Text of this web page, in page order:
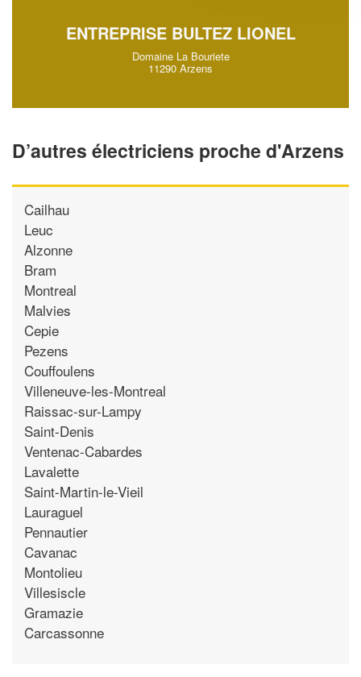
ENTREPRISE BULTEZ LIONEL
Domaine La Bouriete
11290 Arzens
D’autres électriciens proche d'Arzens
Cailhau
Leuc
Alzonne
Bram
Montreal
Malvies
Cepie
Pezens
Couffoulens
Villeneuve-les-Montreal
Raissac-sur-Lampy
Saint-Denis
Ventenac-Cabardes
Lavalette
Saint-Martin-le-Vieil
Lauraguel
Pennautier
Cavanac
Montolieu
Villesiscle
Gramazie
Carcassonne